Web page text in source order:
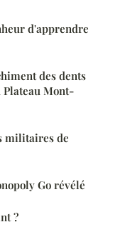
d'apprendre
des dents
Plateau Mont-
militaires de
Go révélé
?